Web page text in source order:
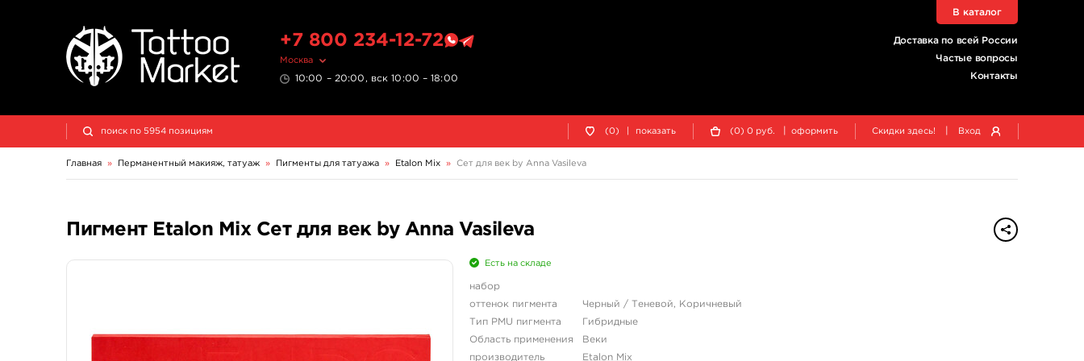
+7 800 234-12-72
Москва
10:00 – 20:00, вск 10:00 – 18:00
Доставка по всей России
Частые вопросы
Контакты
В каталог
(0) показать (0) 0 руб. оформить Скидки здесь! Вход
Главная » Перманентный макияж, татуаж » Пигменты для татуажа » Etalon Mix » Сет для век by Anna Vasileva
Пигмент Etalon Mix Сет для век by Anna Vasileva
Есть на складе
набор
оттенок пигмента
Черный / Теневой, Коричневый
Тип PMU пигмента
Гибридные
Область применения
Веки
производитель
Etalon Mix